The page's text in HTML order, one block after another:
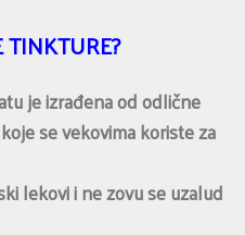
je izrađena od odlične
se vekovima koriste za
lekovi i ne zovu se uzalud